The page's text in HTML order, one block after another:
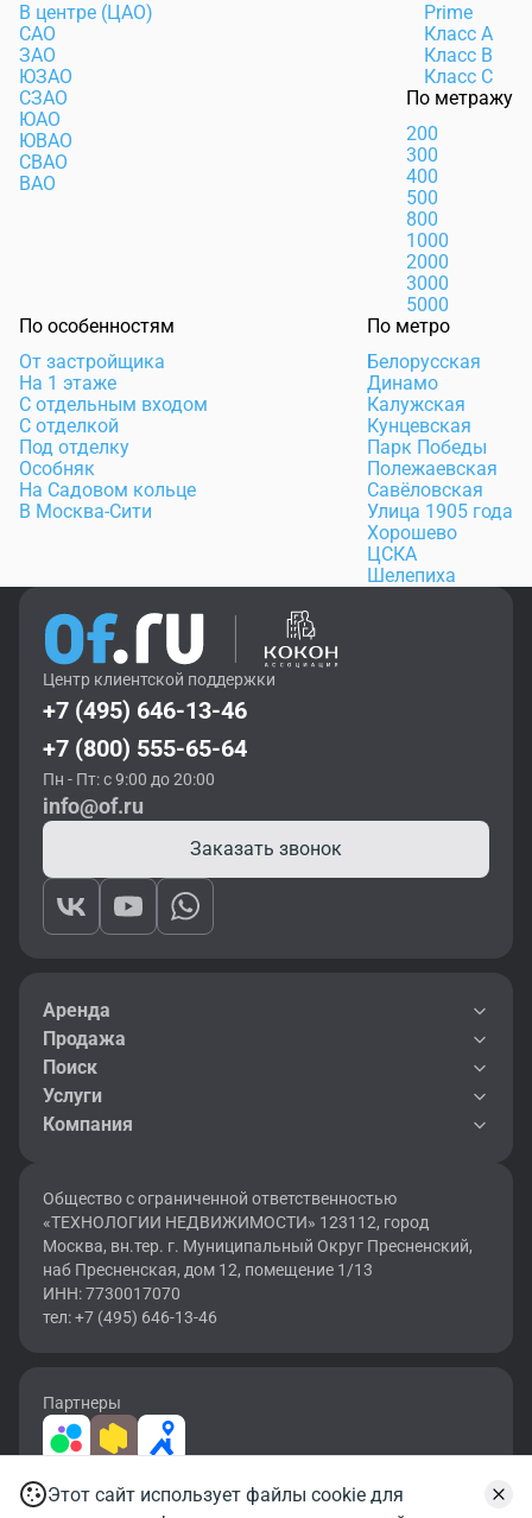
В центре (ЦАО)
САО
ЗАО
ЮЗАО
СЗАО
ЮАО
ЮВАО
СВАО
ВАО
Prime
Класс А
Класс В
Класс С
По метражу
200
300
400
500
800
1000
2000
3000
5000
По особенностям
От застройщика
На 1 этаже
С отдельным входом
С отделкой
Под отделку
Особняк
На Садовом кольце
В Москва-Сити
По метро
Белорусская
Динамо
Калужская
Кунцевская
Парк Победы
Полежаевская
Савёловская
Улица 1905 года
Хорошево
ЦСКА
Шелепиха
Центр клиентской поддержки
+7 (495) 646-13-46
+7 (800) 555-65-64
Пн - Пт: с 9:00 до 20:00
info@of.ru
Заказать звонок
Аренда
Продажа
Поиск
Услуги
Компания
Общество с ограниченной ответственностью
«ТЕХНОЛОГИИ НЕДВИЖИМОСТИ» 123112, город
Москва, вн.тер. г. Муниципальный Округ Пресненский,
наб Пресненская, дом 12, помещение 1/13
ИНН: 7730017070
тел: +7 (495) 646-13-46
Партнеры
2026 © OF.RU | Все права защищены.
Этот сайт использует файлы cookie для